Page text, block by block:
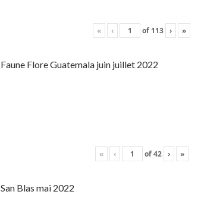
« ‹ of 113 › »
Faune Flore Guatemala juin juillet 2022
« ‹ of42 › »
San Blas mai 2022